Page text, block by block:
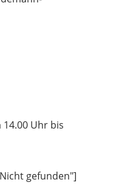
Uhr bis
gefunden"]